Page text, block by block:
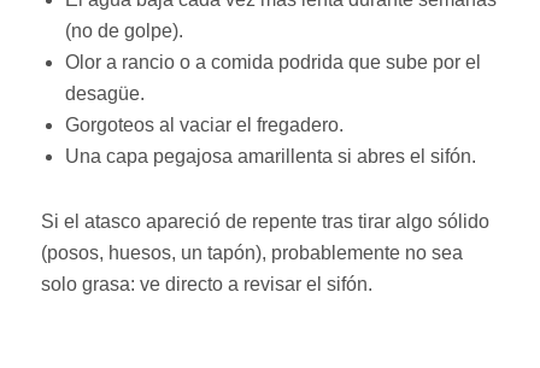
(no de golpe).
Olor a rancio o a comida podrida que sube por el
desagüe.
Gorgoteos al vaciar el fregadero.
Una capa pegajosa amarillenta si abres el sifón.
Si el atasco apareció de repente tras tirar algo sólido
(posos, huesos, un tapón), probablemente no sea
solo grasa: ve directo a revisar el sifón.